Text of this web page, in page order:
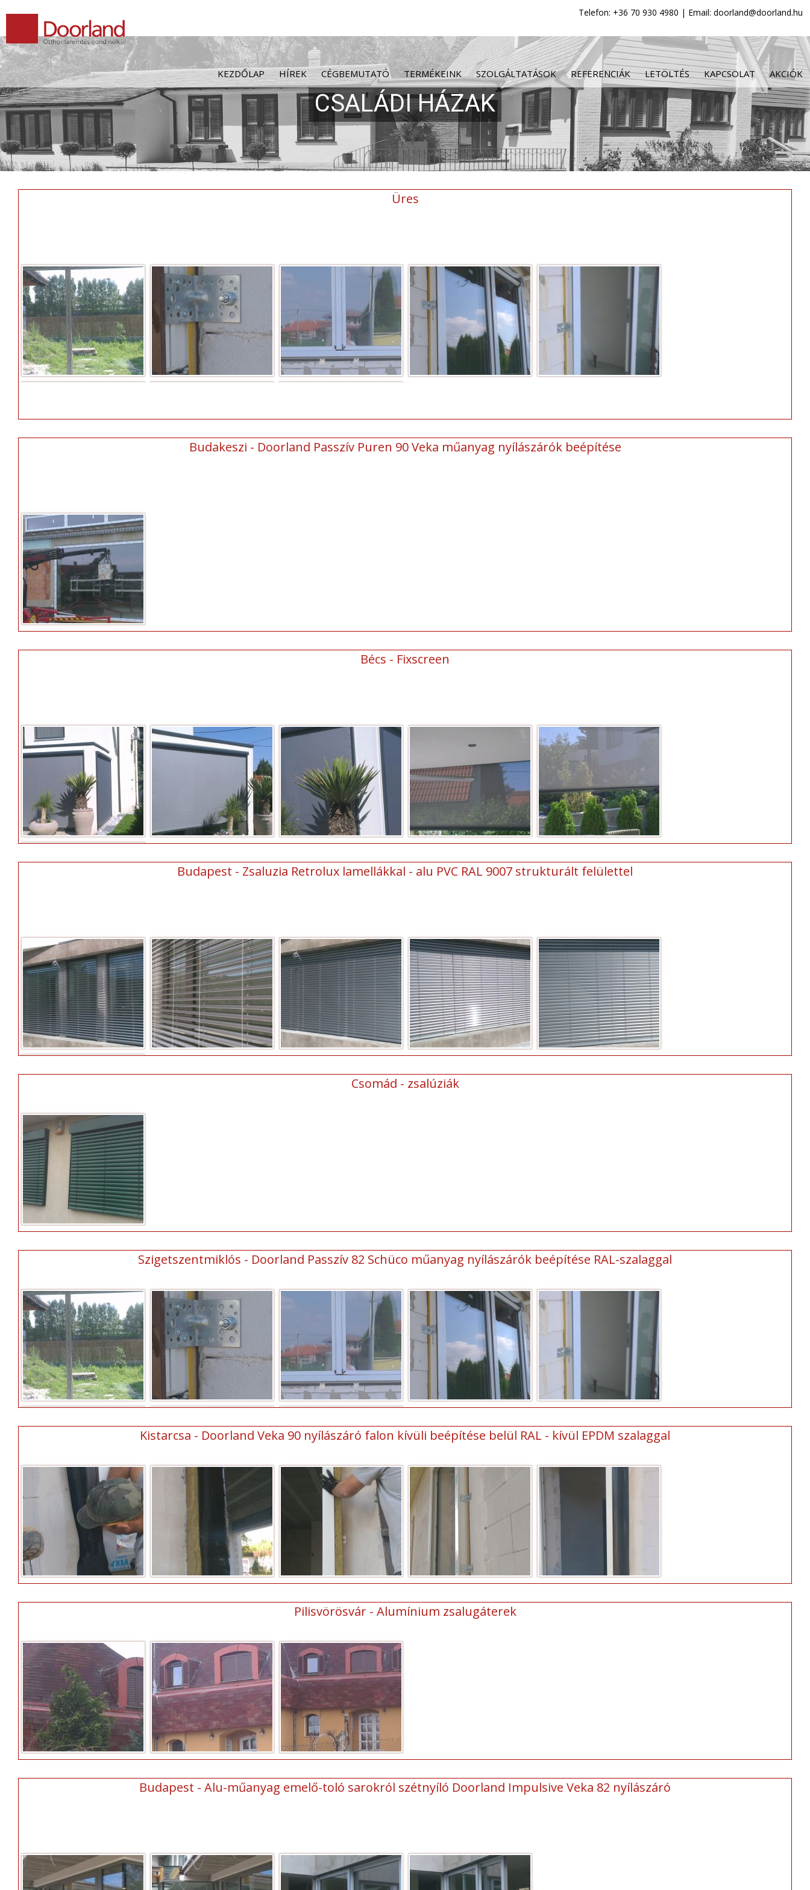
tartalomba
Telefon: +36 70 930 4980 | Email: doorland@doorland.hu
KEZDŐLAP HÍREK CÉGBEMUTATÓ TERMÉKEINK SZOLGÁLTATÁSOK REFERENCIÁK LETÖLTÉS KAPCSOLAT AKCIÓK
Üres
Budakeszi - Doorland Passzív Puren 90 Veka műanyag nyílászárók beépítése
Bécs - Fixscreen
Budapest - Zsaluzia Retrolux lamellákkal - alu PVC RAL 9007 strukturált felülettel
Csomád - zsalúziák
Szigetszentmiklós - Doorland Passzív 82 Schüco műanyag nyílászárók beépítése RAL-szalaggal
Kistarcsa - Doorland Veka 90 nyílászáró falon kívüli beépítése belül RAL - kívül EPDM szalaggal
Pilisvörösvár - Alumínium zsalugáterek
Budapest - Alu-műanyag emelő-toló sarokról szétnyíló Doorland Impulsive Veka 82 nyílászáró